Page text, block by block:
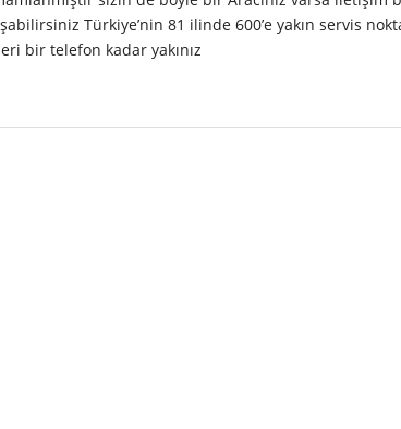
Türkiye’nin 81 ilinde 600’e yakın servis
bir telefon kadar yakınız